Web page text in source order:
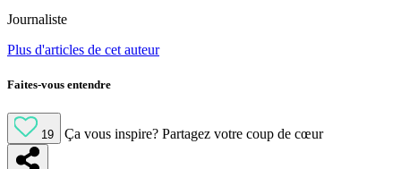
Journaliste
Plus d'articles de cet auteur
Faites-vous entendre
19 Ça vous inspire? Partagez votre coup de cœur